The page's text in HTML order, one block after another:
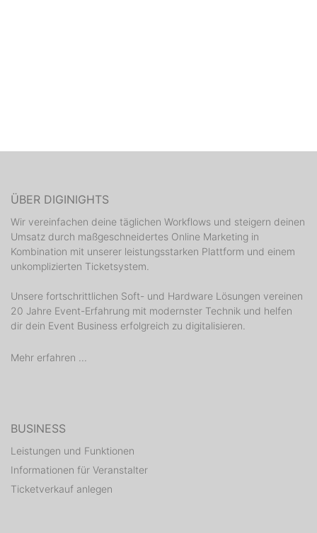
ÜBER DIGINIGHTS
Wir vereinfachen deine täglichen Workflows und steigern deinen
Umsatz durch maßgeschneidertes Online Marketing in
Kombination mit unserer leistungsstarken Plattform und einem
unkomplizierten Ticketsystem.
Unsere fortschrittlichen Soft- und Hardware Lösungen vereinen
20 Jahre Event-Erfahrung mit modernster Technik und helfen
dir dein Event Business erfolgreich zu digitalisieren.
Mehr erfahren ...
BUSINESS
Leistungen und Funktionen
Informationen für Veranstalter
Ticketverkauf anlegen